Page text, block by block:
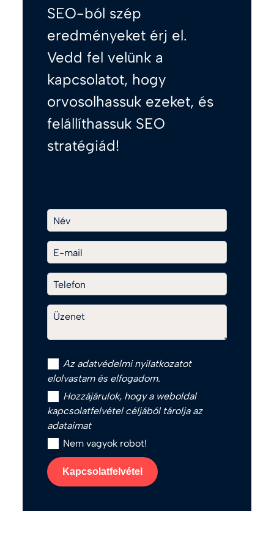
SEO-ból szép
eredményeket érj el.
Vedd fel velünk a
kapcsolatot, hogy
orvosolhassuk ezeket, és
felállíthassuk SEO
stratégiád!
Név
E-mail
Telefon
Üzenet
Az adatvédelmi nyilatkozatot
elolvastam és elfogadom.
Hozzájárulok, hogy a weboldal
kapcsolatfelvétel céljából tárolja az
adataimat
Nem vagyok robot!
Kapcsolatfelvétel